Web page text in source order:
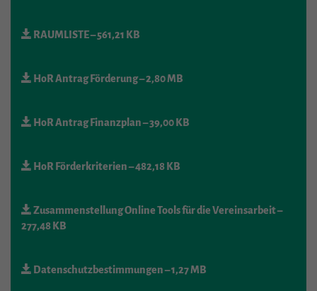
RAUMLISTE– 561,21 KB
HoR Antrag Förderung– 2,80 MB
HoR Antrag Finanzplan– 39,00 KB
HoR Förderkriterien– 482,18 KB
Zusammenstellung Online Tools für die Vereinsarbeit–
277,48 KB
Datenschutzbestimmungen– 1,27 MB